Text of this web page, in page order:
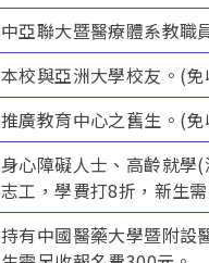
中亞聯大暨醫療體系教職
本校與亞洲大學校友。(
推廣教育中心之舊生。(免
身心障礙人士、高齡就學
志工，學費打8折，新生
持有中國醫藥大學暨附設